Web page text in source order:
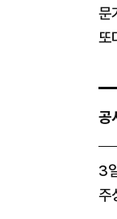
문
또
공
3
주